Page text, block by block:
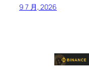
9 7 月, 2026